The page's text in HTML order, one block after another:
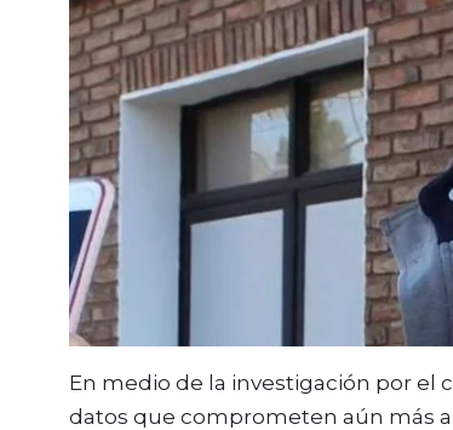
En medio de la investigación por el
datos que comprometen aún más